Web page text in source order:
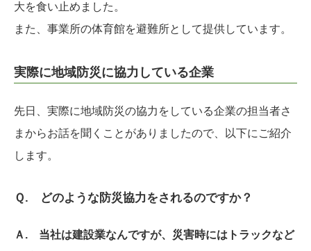
大を食い止めました。
また、事業所の体育館を避難所として提供しています。
実際に地域防災に協力している企業
先日、実際に地域防災の協力をしている企業の担当者さ
まからお話を聞くことがありましたので、以下にご紹介
します。
Ｑ. どのような防災協力をされるのですか？
Ａ. 当社は建設業なんですが、災害時にはトラックなど